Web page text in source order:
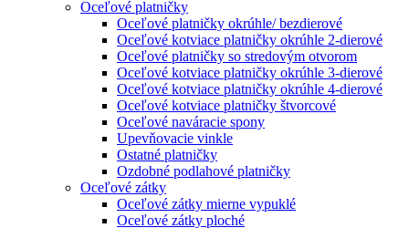
Oceľové platničky
Oceľové platničky okrúhle/ bezdierové
Oceľové kotviace platničky okrúhle 2-dierové
Oceľové platničky so stredovým otvorom
Oceľové kotviace platničky okrúhle 3-dierové
Oceľové kotviace platničky okrúhle 4-dierové
Oceľové kotviace platničky štvorcové
Oceľové naváracie spony
Upevňovacie vinkle
Ostatné platničky
Ozdobné podlahové platničky
Oceľové zátky
Oceľové zátky mierne vypuklé
Oceľové zátky ploché